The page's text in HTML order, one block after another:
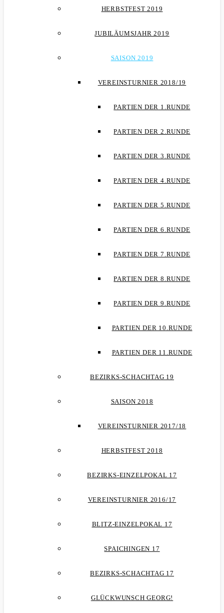
HERBSTFEST 2019
JUBILÄUMSJAHR 2019
SAISON 2019
VEREINSTURNIER 2018/19
PARTIEN DER 1.RUNDE
PARTIEN DER 2.RUNDE
PARTIEN DER 3.RUNDE
PARTIEN DER 4.RUNDE
PARTIEN DER 5.RUNDE
PARTIEN DER 6.RUNDE
PARTIEN DER 7.RUNDE
PARTIEN DER 8.RUNDE
PARTIEN DER 9.RUNDE
PARTIEN DER 10.RUNDE
PARTIEN DER 11.RUNDE
BEZIRKS-SCHACHTAG 19
SAISON 2018
VEREINSTURNIER 2017/18
HERBSTFEST 2018
BEZIRKS-EINZELPOKAL 17
VEREINSTURNIER 2016/17
BLITZ-EINZELPOKAL 17
SPAICHINGEN 17
BEZIRKS-SCHACHTAG 17
GLÜCKWUNSCH GEORG!